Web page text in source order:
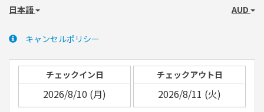
日本語 AUD
キャンセルポリシー
チェックイン日 チェックアウト日